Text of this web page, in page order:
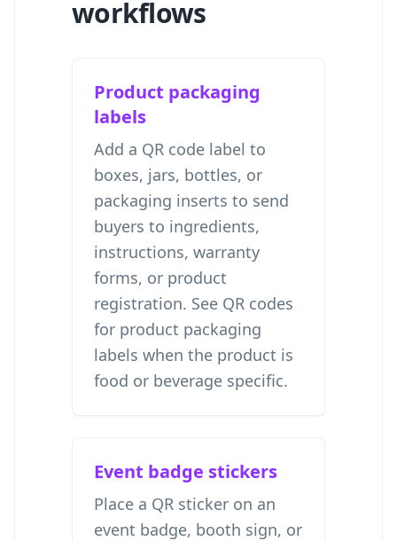
workflows
Product packaging
labels
Add a QR code label to
boxes, jars, bottles, or
packaging inserts to send
buyers to ingredients,
instructions, warranty
forms, or product
registration. See QR codes
for product packaging
labels when the product is
food or beverage specific.
Event badge stickers
Place a QR sticker on an
event badge, booth sign, or